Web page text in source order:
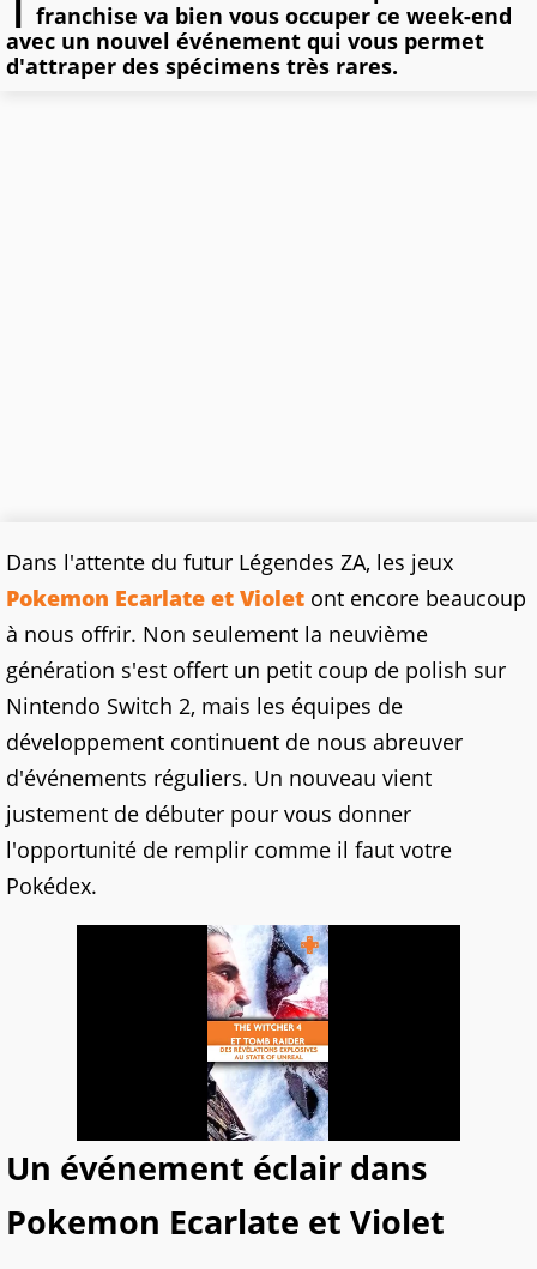
franchise va bien vous occuper ce week-end
avec un nouvel événement qui vous permet
d'attraper des spécimens très rares.
Dans l'attente du futur Légendes ZA, les jeux
Pokemon Ecarlate et Violet ont encore beaucoup
à nous offrir. Non seulement la neuvième
génération s'est offert un petit coup de polish sur
Nintendo Switch 2, mais les équipes de
développement continuent de nous abreuver
d'événements réguliers. Un nouveau vient
justement de débuter pour vous donner
l'opportunité de remplir comme il faut votre
Pokédex.
Un événement éclair dans
Pokemon Ecarlate et Violet